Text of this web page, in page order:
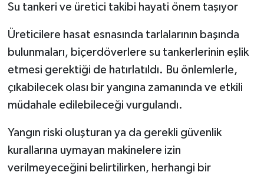
Su tankeri ve üretici takibi hayati önem taşıyor
Üreticilere hasat esnasında tarlalarının başında
bulunmaları, biçerdöverlere su tankerlerinin eşlik
etmesi gerektiği de hatırlatıldı. Bu önlemlerle,
çıkabilecek olası bir yangına zamanında ve etkili
müdahale edilebileceği vurgulandı.
Yangın riski oluşturan ya da gerekli güvenlik
kurallarına uymayan makinelere izin
verilmeyeceğini belirtilirken, herhangi bir